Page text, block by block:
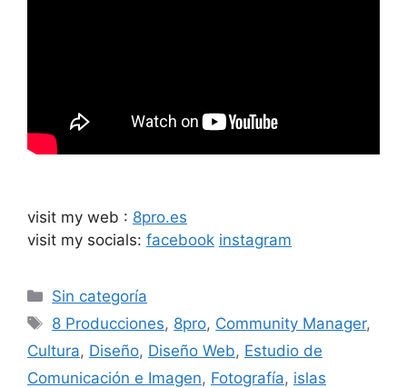
visit my web : 8pro.es
visit my socials: facebook instagram
Sin categoría
8 Producciones, 8pro, Community Manager,
Cultura, Diseño, Diseño Web, Estudio de
Comunicación e Imagen, Fotografía, islas